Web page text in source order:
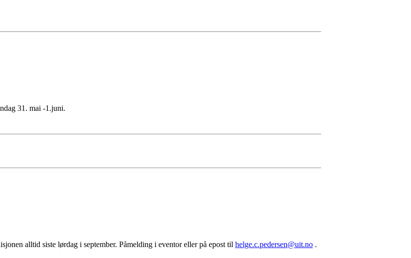
31. mai -1.juni.
alltid siste lørdag i september. Påmelding i eventor eller på epost til helge.c.pedersen@uit.no .